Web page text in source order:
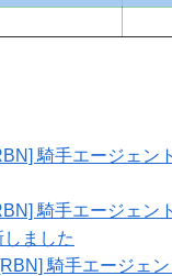
騎手エージェン
騎手エージェン
ました
騎手エージェ